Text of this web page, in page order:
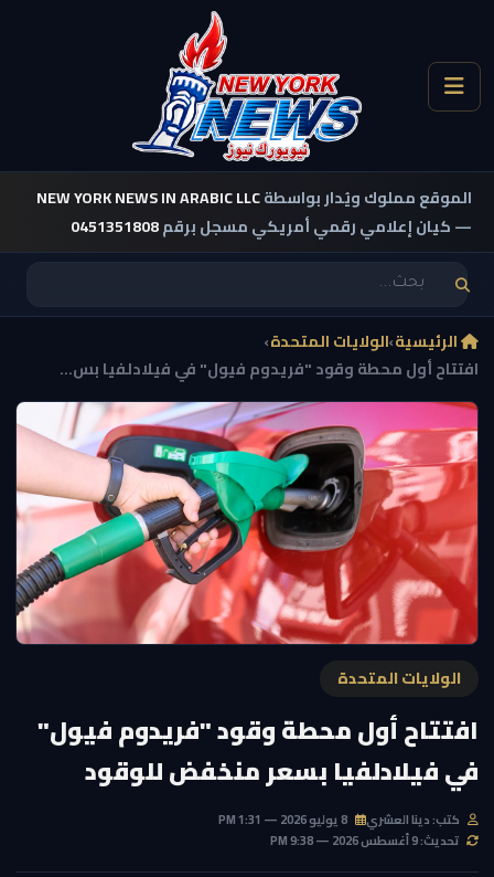
الموقع مملوك ويُدار بواسطةNEW YORK NEWS IN ARABIC LLC
— كيان إعلامي رقمي أمريكي مسجل برقم0451351808
الرئيسية›الولايات المتحدة›
افتتاح أول محطة وقود "فريدوم فيول" في فيلادلفيا بس...
الولايات المتحدة
افتتاح أول محطة وقود "فريدوم فيول"
في فيلادلفيا بسعر منخفض للوقود
كتب: دينا العشري
تحديث: 9 أغسطس 2026 — 9:38 PM